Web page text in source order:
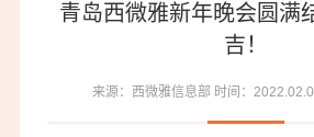
青岛西微雅新年晚会圆满
吉！
来源：西微雅信息部 时间：